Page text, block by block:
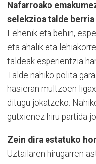
Nafarroako
selekzioa talde berria
Lehenik eta behin,
eta ahalik eta
taldeak esperientzia
Talde nahiko polita
hasieran multzoen
ditugu jokatzeko.
gutxienez hiru partida
Zein dira estatuko
Uztailaren hirugarren